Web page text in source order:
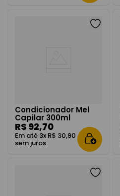
Condicionador Mel
Capilar 300ml
R$ 92,70
Em até 3x R$ 30,90
sem juros